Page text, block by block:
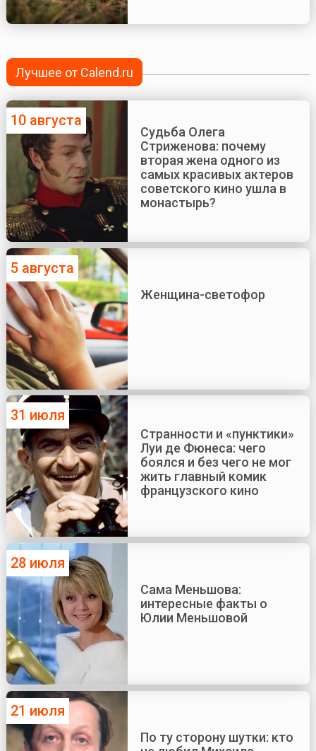
Лучшее от Calend.ru
10 августа
Судьба Олега
Стриженова: почему
вторая жена одного из
самых красивых актеров
советского кино ушла в
монастырь?
5 августа
Женщина-светофор
31 июля
Странности и «пунктики»
Луи де Фюнеса: чего
боялся и без чего не мог
жить главный комик
французского кино
28 июля
Сама Меньшова:
интересные факты о
Юлии Меньшовой
21 июля
По ту сторону шутки: кто